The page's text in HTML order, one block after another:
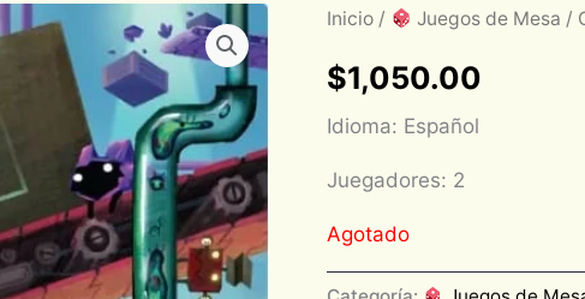
Inicio/ Juegos de Mesa /
$1,050.00
Idioma: Español
Juegadores: 2
Agotado